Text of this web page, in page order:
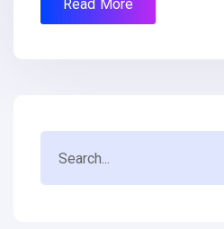
Read More